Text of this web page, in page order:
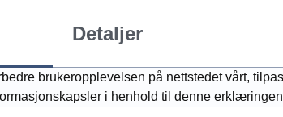
til boligformål
Detaljer
brukeropplevelsen på nettstedet vårt,
i henhold til denne